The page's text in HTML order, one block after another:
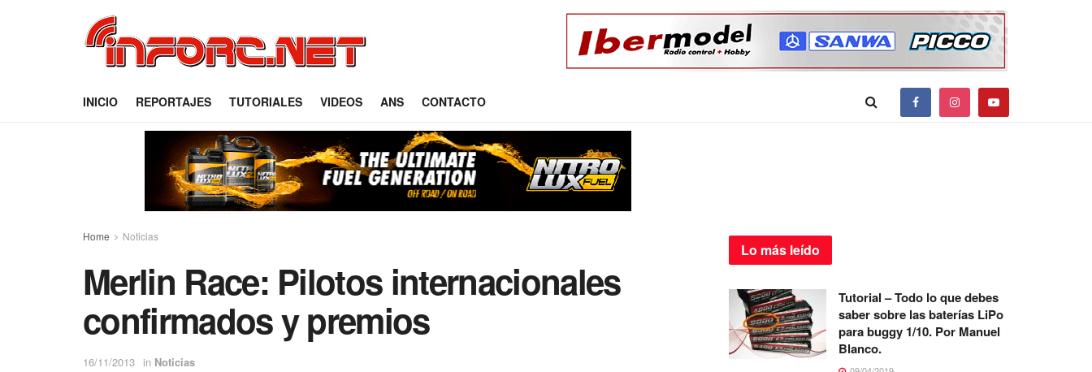
INICIO REPORTAJES TUTORIALES VIDEOS ANS CONTACTO
Home Noticias
Merlin Race: Pilotos internacionales
confirmados y premios
16/11/2013 in Noticias
Lo más leído
Tutorial – Todo lo que debes
saber sobre las baterías LiPo
para buggy 1/10. Por Manuel
Blanco.